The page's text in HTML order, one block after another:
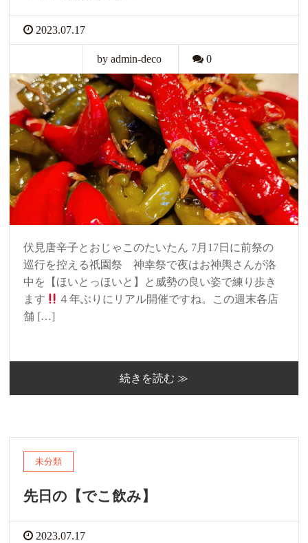
2023.07.17
by admin-deco 0
伏見唐辛子とおじゃこのたいたん 7月17日に前祭の
巡行を控える祇園祭 神幸祭で夜はお神輿さんが洛
中を【ほいとっほいと】と威勢の良い姿で練り歩き
ます
４年ぶりにリアル開催ですね。この週末各店
舗 […]
続きを読む ≫
未分類
先日の【でこ飲み】
2023.07.17